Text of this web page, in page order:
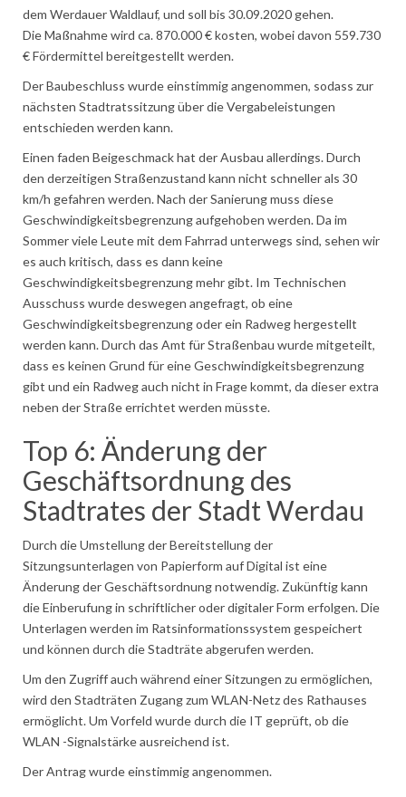
dem Werdauer Waldlauf, und soll bis 30.09.2020 gehen.
Die Maßnahme wird ca. 870.000 € kosten, wobei davon 559.730
€ Fördermittel bereitgestellt werden.
Der Baubeschluss wurde einstimmig angenommen, sodass zur
nächsten Stadtratssitzung über die Vergabeleistungen
entschieden werden kann.
Einen faden Beigeschmack hat der Ausbau allerdings. Durch
den derzeitigen Straßenzustand kann nicht schneller als 30
km/h gefahren werden. Nach der Sanierung muss diese
Geschwindigkeitsbegrenzung aufgehoben werden. Da im
Sommer viele Leute mit dem Fahrrad unterwegs sind, sehen wir
es auch kritisch, dass es dann keine
Geschwindigkeitsbegrenzung mehr gibt. Im Technischen
Ausschuss wurde deswegen angefragt, ob eine
Geschwindigkeitsbegrenzung oder ein Radweg hergestellt
werden kann. Durch das Amt für Straßenbau wurde mitgeteilt,
dass es keinen Grund für eine Geschwindigkeitsbegrenzung
gibt und ein Radweg auch nicht in Frage kommt, da dieser extra
neben der Straße errichtet werden müsste.
Top 6: Änderung der
Geschäftsordnung des
Stadtrates der Stadt Werdau
Durch die Umstellung der Bereitstellung der
Sitzungsunterlagen von Papierform auf Digital ist eine
Änderung der Geschäftsordnung notwendig. Zukünftig kann
die Einberufung in schriftlicher oder digitaler Form erfolgen. Die
Unterlagen werden im Ratsinformationssystem gespeichert
und können durch die Stadträte abgerufen werden.
Um den Zugriff auch während einer Sitzungen zu ermöglichen,
wird den Stadträten Zugang zum WLAN-Netz des Rathauses
ermöglicht. Um Vorfeld wurde durch die IT geprüft, ob die
WLAN -Signalstärke ausreichend ist.
Der Antrag wurde einstimmig angenommen.